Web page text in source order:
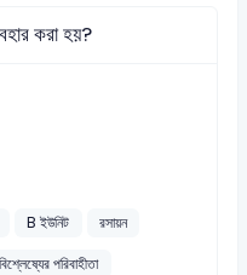
করা হয়?
B ইউনিট
রসায়ন
পরিবাহীতা